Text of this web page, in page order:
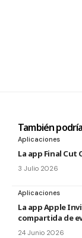
También
Aplicaciones
La app Final Cut
3 Julio 2026
Aplicaciones
La app Apple
compartida de
24 Junio 2026